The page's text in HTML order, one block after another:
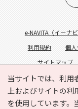
当サイトでは、利用
上およびサイトの利
を使用しています。
e-NAVITA（イーナ
利用規約
個
サイトマップ
サイ